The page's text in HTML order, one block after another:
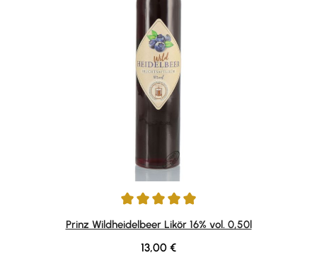
Durchschnittliche Bewertung von 4.89 von 5 Sternen
Prinz Wildheidelbeer Likör 16% vol. 0,50l
Regulärer Preis:
13,00 €